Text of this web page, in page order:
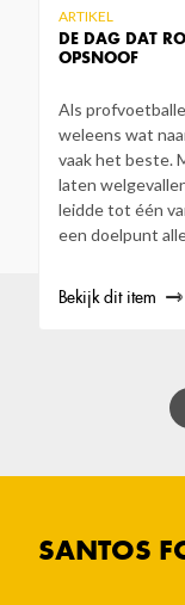
DE DAG DAT
OPSNOOF
ARTIKEL
Als
weleens wat
vaak het beste.
laten
leidde tot één
een doelpunt
Bekijk dit item
SANTOS